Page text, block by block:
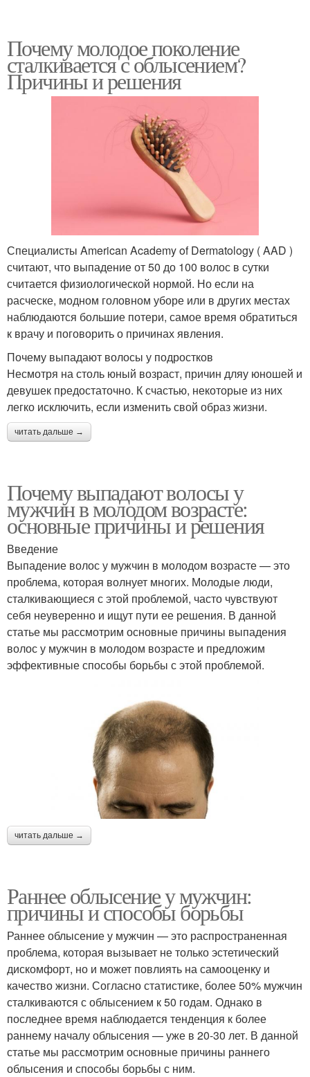
Почему молодое поколение
сталкивается с облысением?
Причины и решения
Специалисты American Academy of Dermatology ( AAD )
считают, что выпадение от 50 до 100 волос в сутки
считается физиологической нормой. Но если на
расческе, модном головном уборе или в других местах
наблюдаются большие потери, самое время обратиться
к врачу и поговорить о причинах явления.
Почему выпадают волосы у подростков
Несмотря на столь юный возраст, причин дляу юношей и
девушек предостаточно. К счастью, некоторые из них
легко исключить, если изменить свой образ жизни.
читать дальше →
Почему выпадают волосы у
мужчин в молодом возрасте:
основные причины и решения
Введение
Выпадение волос у мужчин в молодом возрасте — это
проблема, которая волнует многих. Молодые люди,
сталкивающиеся с этой проблемой, часто чувствуют
себя неуверенно и ищут пути ее решения. В данной
статье мы рассмотрим основные причины выпадения
волос у мужчин в молодом возрасте и предложим
эффективные способы борьбы с этой проблемой.
читать дальше →
Раннее облысение у мужчин:
причины и способы борьбы
Раннее облысение у мужчин — это распространенная
проблема, которая вызывает не только эстетический
дискомфорт, но и может повлиять на самооценку и
качество жизни. Согласно статистике, более 50% мужчин
сталкиваются с облысением к 50 годам. Однако в
последнее время наблюдается тенденция к более
раннему началу облысения — уже в 20-30 лет. В данной
статье мы рассмотрим основные причины раннего
облысения и способы борьбы с ним.